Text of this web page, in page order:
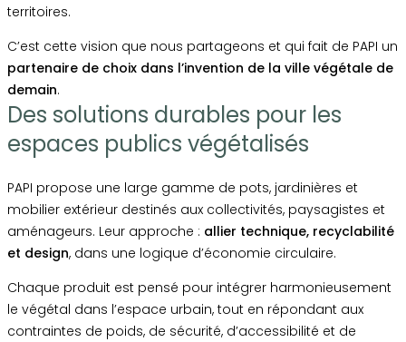
territoires.
C’est cette vision que nous partageons et qui fait de PAPI un
partenaire de choix dans l’invention de la ville végétale de
demain.
Des solutions durables pour les
espaces publics végétalisés
PAPI propose une large gamme de pots, jardinières et
mobilier extérieur destinés aux collectivités, paysagistes et
aménageurs. Leur approche : allier technique, recyclabilité
et design, dans une logique d’économie circulaire.
Chaque produit est pensé pour intégrer harmonieusement
le végétal dans l’espace urbain, tout en répondant aux
contraintes de poids, de sécurité, d’accessibilité et de